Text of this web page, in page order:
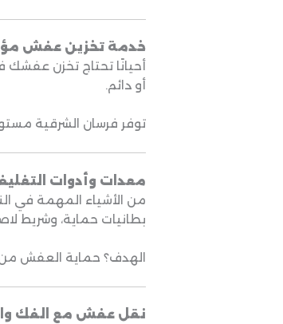
خدمة تخزين عفش
أحيانًا تحتاج تخزن عفشك
أو دائم.
توفر فرسان الشرقية
معدات وأدوات
من الأشياء المهمة في
بطانيات حماية، وشريط
الهدف؟ حماية العفش من
نقل عفش مع الفك